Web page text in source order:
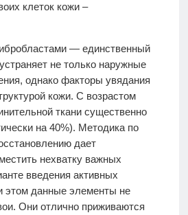
клеток кожи –
— единственный
не только наружные
однако факторы увядания
кожи. С возрастом
ткани существенно
на 40%). Методика по
дает
нехватку важных
введения активных
этом данные элементы не
Они отлично приживаются